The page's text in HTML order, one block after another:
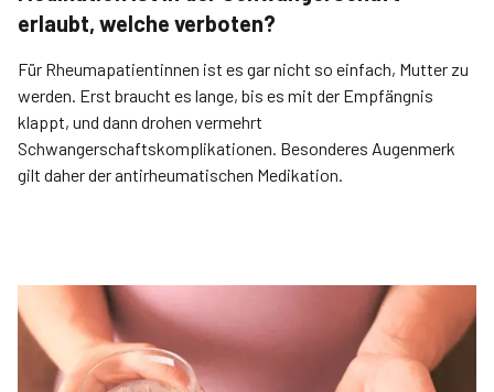
erlaubt, welche verboten?
Für Rheumapatientinnen ist es gar nicht so einfach, Mutter zu
werden. Erst braucht es lange, bis es mit der Empfängnis
klappt, und dann drohen vermehrt
Schwangerschaftskomplikationen. Besonderes Augenmerk
gilt daher der antirheumatischen Medikation.